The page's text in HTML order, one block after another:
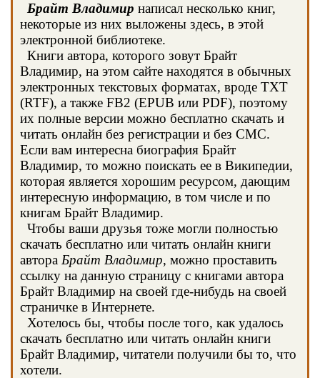
Брайт Владимир написал несколько книг,
некоторые из них выложены здесь, в этой
электронной библиотеке.
Книги автора, которого зовут Брайт
Владимир, на этом сайте находятся в обычных
электронных текстовых форматах, вроде TXT
(RTF), а также FB2 (EPUB или PDF), поэтому
их полные версии можно бесплатно скачать и
читать онлайн без регистрации и без СМС.
Если вам интересна биография Брайт
Владимир, то можно поискать ее в Википедии,
которая является хорошим ресурсом, дающим
интересную информацию, в том числе и по
книгам Брайт Владимир.
Чтобы ваши друзья тоже могли полностью
скачать бесплатно или читать онлайн книги
автора Брайт Владимир, можно проставить
ссылку на данную страницу с книгами автора
Брайт Владимир на своей где-нибудь на своей
страничке в Интернете.
Хотелось бы, чтобы после того, как удалось
скачать бесплатно или читать онлайн книги
Брайт Владимир, читатели получили бы то, что
хотели.